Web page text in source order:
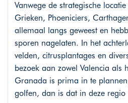
Vanwege de strategische
Grieken, Phoeniciers,
allemaal langs geweest en
sporen nagelaten. In het
velden, citrusplantages en
bezoek aan zowel Valencia als
Granada is prima in te
golfen, dan is dat in deze